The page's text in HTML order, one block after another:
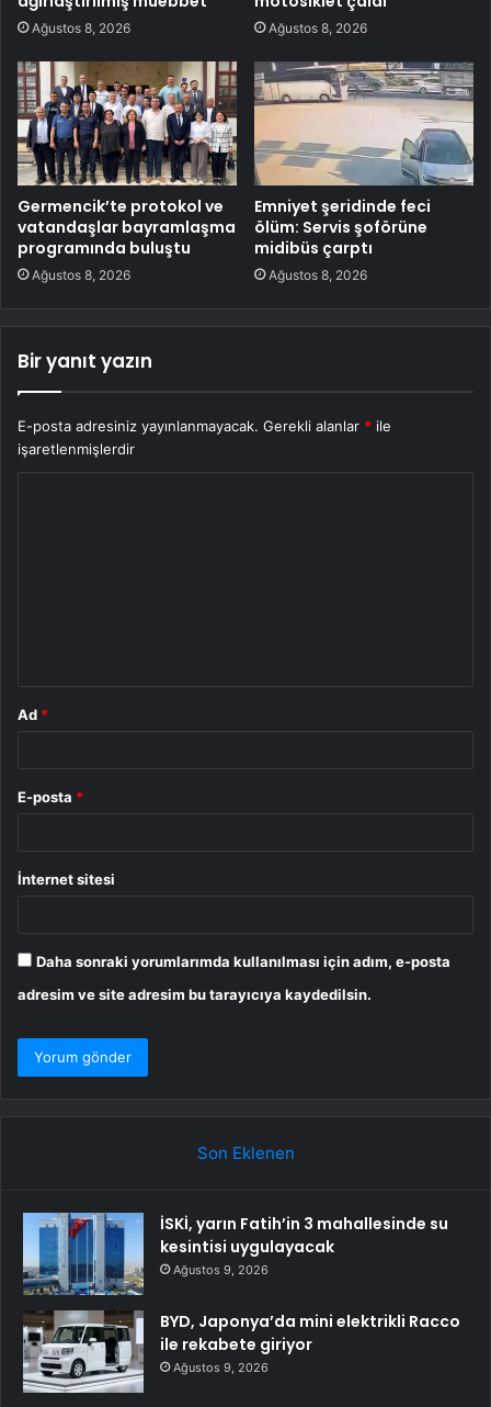
Ağustos 8, 2026 Ağustos 8, 2026
Germencik’te protokol ve
vatandaşlar bayramlaşma
programında buluştu
Ağustos 8, 2026
Emniyet şeridinde feci
ölüm: Servis şoförüne
midibüs çarptı
Ağustos 8, 2026
Bir yanıt yazın
E-posta adresiniz yayınlanmayacak. Gerekli alanlar * ile
işaretlenmişlerdir
Ad *
E-posta *
İnternet sitesi
Daha sonraki yorumlarımda kullanılması için adım, e-posta
adresim ve site adresim bu tarayıcıya kaydedilsin.
Son Eklenen
İSKİ, yarın Fatih’in 3 mahallesinde su
kesintisi uygulayacak
Ağustos 9, 2026
BYD, Japonya’da mini elektrikli Racco
ile rekabete giriyor
Ağustos 9, 2026